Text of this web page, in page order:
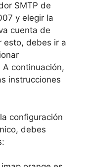
SMTP de
y elegir la
cuenta de
esto, debes ir a
A continuación,
instrucciones
configuración
debes